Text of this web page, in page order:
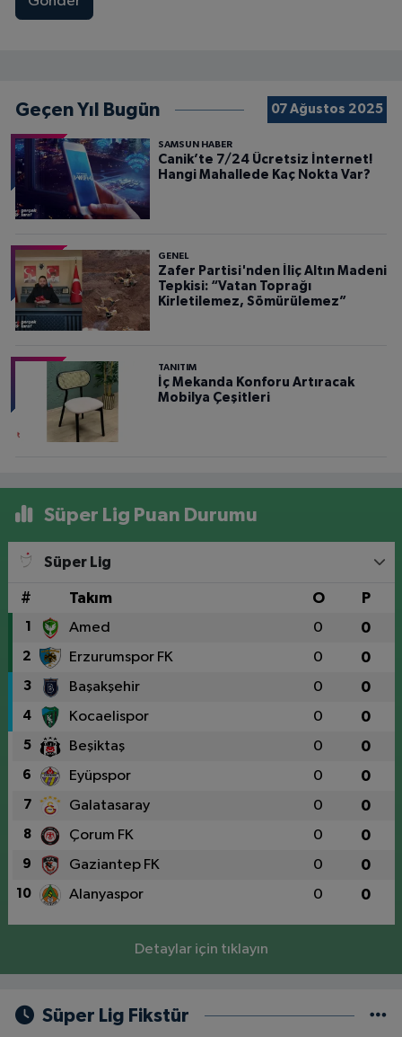
Geçen Yıl Bugün 07 Ağustos 2025
SAMSUN HABER
Canik’te 7/24 Ücretsiz İnternet!
Hangi Mahallede Kaç Nokta Var?
GENEL
Zafer Partisi'nden İliç Altın Madeni
Tepkisi: “Vatan Toprağı
Kirletilemez, Sömürülemez”
TANITIM
İç Mekanda Konforu Artıracak
Mobilya Çeşitleri
Süper Lig Puan Durumu
Süper Lig
# Takım O P
1 Amed 0 0
2 Erzurumspor FK 0 0
3 Başakşehir 0 0
4 Kocaelispor 0 0
5 Beşiktaş 0 0
6 Eyüpspor 0 0
7 Galatasaray 0 0
8 Çorum FK 0 0
9 Gaziantep FK 0 0
10 Alanyaspor 0 0
Detaylar için tıklayın
Süper Lig Fikstür